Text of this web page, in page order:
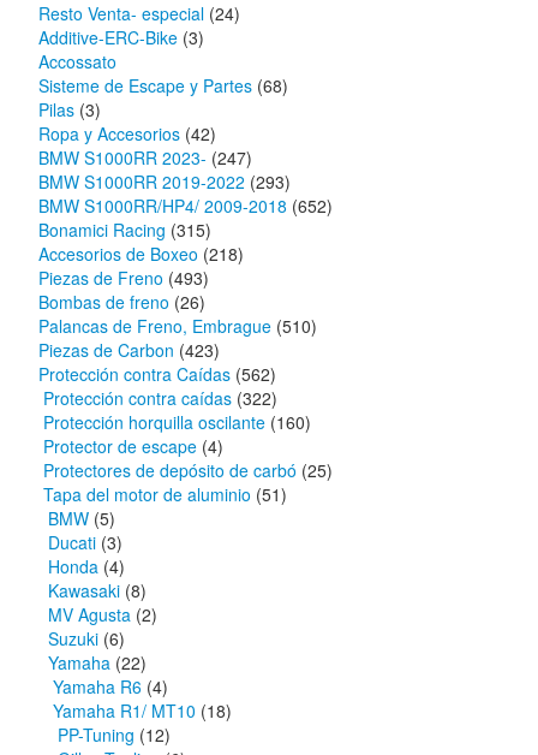
Resto Venta- especial (24)
Additive-ERC-Bike (3)
Accossato
Sisteme de Escape y Partes (68)
Pilas (3)
Ropa y Accesorios (42)
BMW S1000RR 2023- (247)
BMW S1000RR 2019-2022 (293)
BMW S1000RR/HP4/ 2009-2018 (652)
Bonamici Racing (315)
Accesorios de Boxeo (218)
Piezas de Freno (493)
Bombas de freno (26)
Palancas de Freno, Embrague (510)
Piezas de Carbon (423)
Protección contra Caídas (562)
Protección contra caídas (322)
Protección horquilla oscilante (160)
Protector de escape (4)
Protectores de depósito de carbó (25)
Tapa del motor de aluminio (51)
BMW (5)
Ducati (3)
Honda (4)
Kawasaki (8)
MV Agusta (2)
Suzuki (6)
Yamaha (22)
Yamaha R6 (4)
Yamaha R1/ MT10 (18)
PP-Tuning (12)